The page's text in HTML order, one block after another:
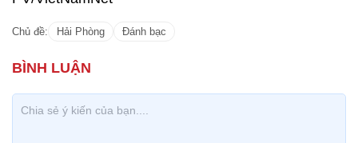
Chủ đề: Hải Phòng Đánh bạc